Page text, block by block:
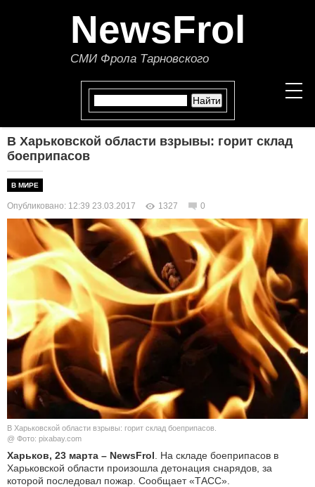
NewsFrol
СМИ Фрола Тарновского
ПОЛИТИКА
ЭКОНОМИКА
В МИРЕ
ОБЩЕСТВО
КУЛЬТУРА
НАУКА
СПОРТ
АВТО И МОТО
В Харьковской области взрывы: горит склад
боеприпасов
В МИРЕ
Опубликовано: 12:39 23.03.2017 1327 0
В Харьковской области взрывы: горит склад боеприпасов.
@ Фото: pixabay.com
Харьков, 23 марта – NewsFrol . На складе боеприпасов в
Харьковской области произошла детонация снарядов, за
которой последовал пожар. Сообщает «ТАСС».